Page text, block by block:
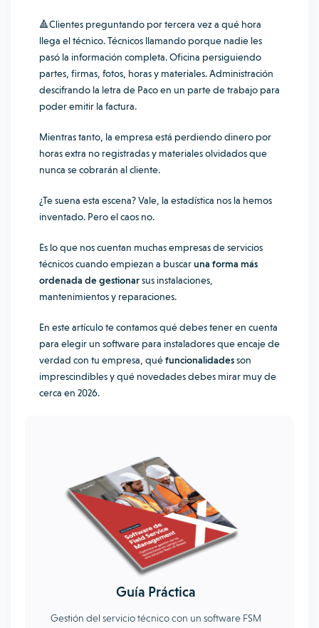
🔺Clientes preguntando por tercera vez a qué hora
llega el técnico. Técnicos llamando porque nadie les
pasó la información completa. Oficina persiguiendo
partes, firmas, fotos, horas y materiales. Administración
descifrando la letra de Paco en un parte de trabajo para
poder emitir la factura.
Mientras tanto, la empresa está perdiendo dinero por
horas extra no registradas y materiales olvidados que
nunca se cobrarán al cliente.
¿Te suena esta escena?Vale, la estadística nos la hemos
inventado. Pero el caos no.
Es lo que nos cuentan muchas empresas de servicios
técnicos cuando empiezan a buscaruna forma más
ordenada de gestionarsus instalaciones,
mantenimientos y reparaciones.
En este artículo te contamos qué debes tener en cuenta
para elegir un software para instaladores que encaje de
verdad con tu empresa, quéfuncionalidadesson
imprescindibles y qué novedades debes mirar muy de
cerca en 2026.
Guía Práctica
Gestión del servicio técnico con un software FSM